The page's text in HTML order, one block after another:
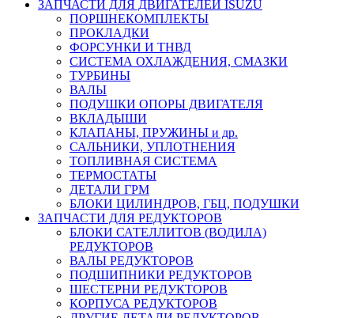
ЗАПЧАСТИ ДЛЯ ДВИГАТЕЛЕЙ ISUZU
ПОРШНЕКОМПЛЕКТЫ
ПРОКЛАДКИ
ФОРСУНКИ И ТНВД
СИСТЕМА ОХЛАЖДЕНИЯ, СМАЗКИ
ТУРБИНЫ
ВАЛЫ
ПОДУШКИ ОПОРЫ ДВИГАТЕЛЯ
ВКЛАДЫШИ
КЛАПАНЫ, ПРУЖИНЫ и др.
САЛЬНИКИ, УПЛОТНЕНИЯ
ТОПЛИВНАЯ СИСТЕМА
ТЕРМОСТАТЫ
ДЕТАЛИ ГРМ
БЛОКИ ЦИЛИНДРОВ, ГБЦ, ПОДУШКИ
ЗАПЧАСТИ ДЛЯ РЕДУКТОРОВ
БЛОКИ САТЕЛЛИТОВ (ВОДИЛА)
РЕДУКТОРОВ
ВАЛЫ РЕДУКТОРОВ
ПОДШИПНИКИ РЕДУКТОРОВ
ШЕСТЕРНИ РЕДУКТОРОВ
КОРПУСА РЕДУКТОРОВ